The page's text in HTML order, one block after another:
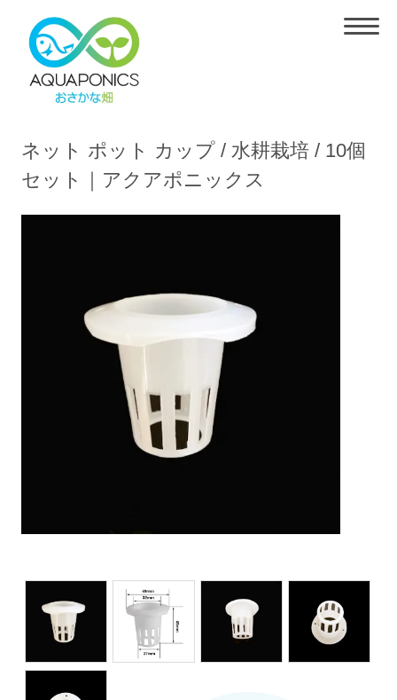
ネット ポット カップ / 水耕栽培 / 10個
セット｜アクアポニックス